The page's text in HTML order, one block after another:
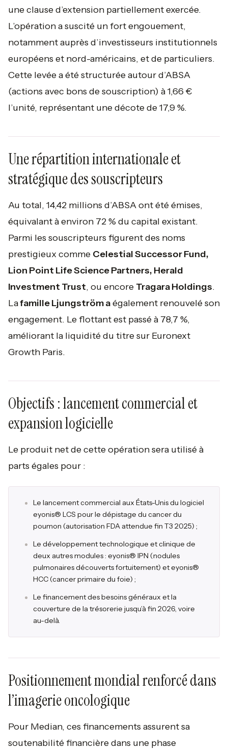
une clause d’extension partiellement exercée.
L’opération a suscité un fort engouement,
notamment auprès d’investisseurs institutionnels
européens et nord-américains, et de particuliers.
Cette levée a été structurée autour d’ABSA
(actions avec bons de souscription) à 1,66 €
l’unité, représentant une décote de 17,9 %.
Une répartition internationale et
stratégique des souscripteurs
Au total, 14,42 millions d’ABSA ont été émises,
équivalant à environ 72 % du capital existant.
Parmi les souscripteurs figurent des noms
prestigieux comme Celestial Successor Fund,
Lion Point Life Science Partners, Herald
Investment Trust, ou encore Tragara Holdings.
Lafamille Ljungström aégalement renouvelé son
engagement. Le flottant est passé à 78,7 %,
améliorant la liquidité du titre sur Euronext
Growth Paris.
Objectifs : lancement commercial et
expansion logicielle
Le produit net de cette opération sera utilisé à
parts égales pour :
Le lancement commercial aux États-Unis du logiciel
eyonis® LCS pour le dépistage du cancer du
poumon (autorisation FDA attendue fin T3 2025) ;
Le développement technologique et clinique de
deux autres modules : eyonis® IPN (nodules
pulmonaires découverts fortuitement) et eyonis®
HCC (cancer primaire du foie) ;
Le financement des besoins généraux et la
couverture de la trésorerie jusqu’à fin 2026, voire
au-delà.
Positionnement mondial renforcé dans
l’imagerie oncologique
Pour Median, ces financements assurent sa
soutenabilité financière dans une phase